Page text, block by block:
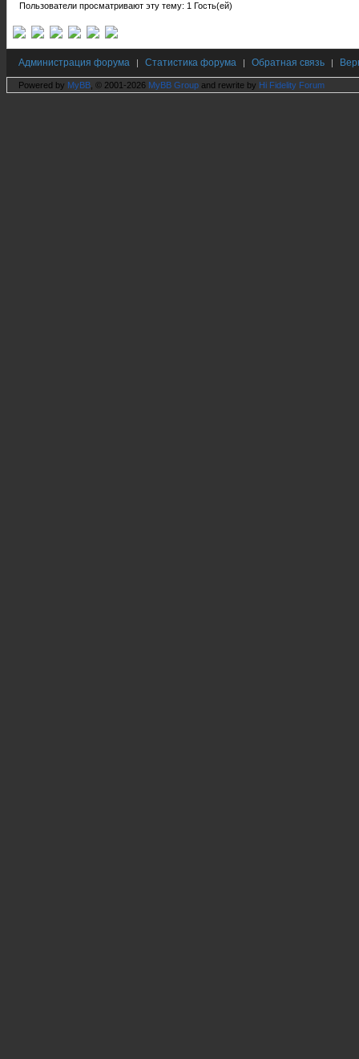
Пользователи просматривают эту тему: 1 Гость(ей)
Администрация форума | Статистика форума | Обратная связь |
Powered by MyBB , © 2001-2026 MyBB Group and rewrite by Hi Fidelity Forum